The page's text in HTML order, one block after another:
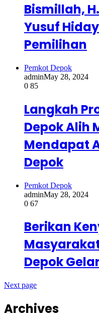
Bismillah,
Yusuf
Pemilihan
Pemkot Depok
adminMay 28, 2024
0 85
Langkah
Depok Alih
Mendapat
Depok
Pemkot Depok
adminMay 28, 2024
0 67
Berikan
Depok
Next page
Archives